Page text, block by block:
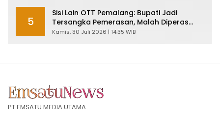
5
Sisi Lain OTT Pemalang: Bupati Jadi
Tersangka Pemerasan, Malah Diperas
Oknum Pegawai KPK
Kamis, 30 Juli 2026 | 14:35 WIB
PT EMSATU MEDIA UTAMA